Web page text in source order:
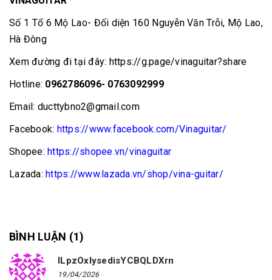
Số 1 Tổ 6 Mộ Lao- Đối diện 160 Nguyễn Văn Trỗi, Mộ Lao,
Hà Đông
Xem đường đi tại đây: https://g.page/vinaguitar?share
Hotline: 0962786096- 0763092999
Email: ducttybno2@gmail.com
Facebook: https://www.facebook.com/Vinaguitar/
Shopee: https://shopee.vn/vinaguitar
Lazada: https://www.lazada.vn/shop/vina-guitar/
BÌNH LUẬN (1)
ILpzOxlysedisYCBQLDXrn
19/04/2026